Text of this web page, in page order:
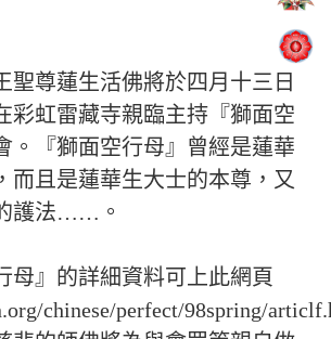
聖尊蓮生活佛將於四月十三日
彩虹雷藏寺親臨主持『獅面空
。『獅面空行母』曾經是蓮華
而且是蓮華生大士的本尊，又
護法……。
母』的詳細資料可上此網頁
chinese/perfect/98spring/